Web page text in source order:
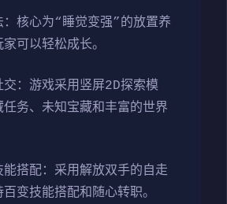
：核心为“睡觉变强”的放置养
可以轻松成长。
交：游戏采用竖屏2D探索模
任务、未知宝藏和丰富的世界
能搭配：采用解放双手的自走
变技能搭配和随心转职。